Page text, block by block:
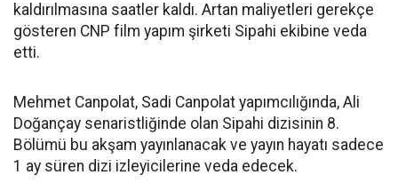
kaldırılmasına saatler kaldı. Artan maliyetleri gerekçe
gösteren CNP film yapım şirketi Sipahi ekibine veda
etti.
Mehmet Canpolat, Sadi Canpolat yapımcılığında, Ali
Doğançay senaristliğinde olan Sipahi dizisinin 8.
Bölümü bu akşam yayınlanacak ve yayın hayatı sadece
1 ay süren dizi izleyicilerine veda edecek.